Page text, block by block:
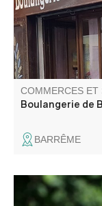
COMMERCES ET
Boulangerie de
BARRÊME